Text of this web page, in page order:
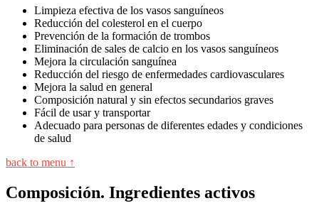
Limpieza efectiva de los vasos sanguíneos
Reducción del colesterol en el cuerpo
Prevención de la formación de trombos
Eliminación de sales de calcio en los vasos sanguíneos
Mejora la circulación sanguínea
Reducción del riesgo de enfermedades cardiovasculares
Mejora la salud en general
Composición natural y sin efectos secundarios graves
Fácil de usar y transportar
Adecuado para personas de diferentes edades y condiciones
de salud
back to menu ↑
Composición. Ingredientes activos